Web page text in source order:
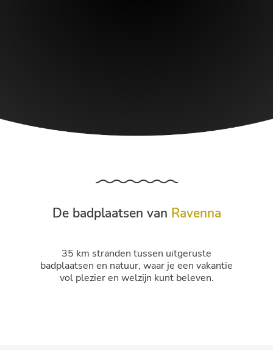
De badplaatsen van Ravenna
35 km stranden tussen uitgeruste
badplaatsen en natuur, waar je een vakantie
vol plezier en welzijn kunt beleven.